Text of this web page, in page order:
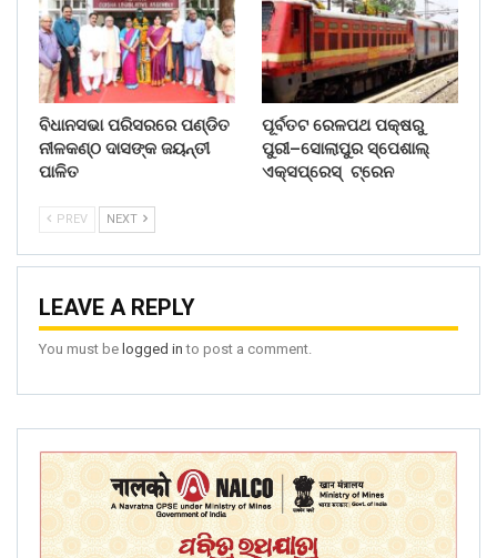
ବିଧାନସଭା ପରିସରରେ ପଣ୍ଡିତ
ନୀଳକଣ୍ଠ ଦାସଙ୍କ ଜୟନ୍ତୀ
ପାଳିତ
ପୂର୍ବତଟ ରେଳପଥ ପକ୍ଷରୁ
ପୁରୀ–ସୋଲାପୁର ସ୍ପେଶାଲ୍
ଏକ୍ସପ୍ରେସ୍ ଟ୍ରେନ
PREV NEXT
LEAVE A REPLY
You must be logged in to post a comment.